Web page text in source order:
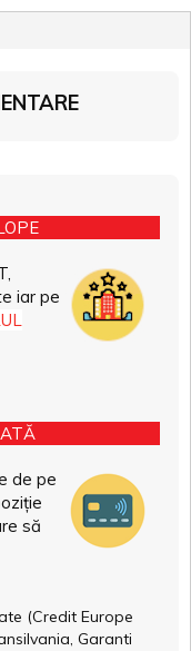
iar pe
de pe
să
(Credit Europe
Garanti